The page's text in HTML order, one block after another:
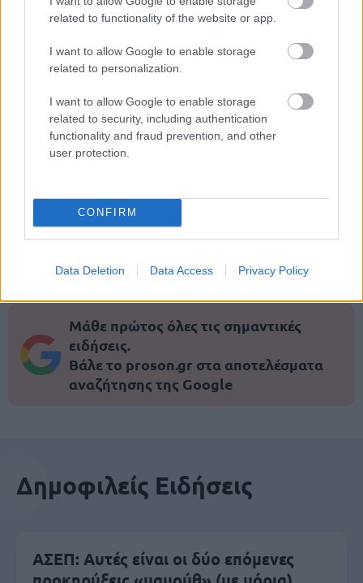
related to functionality of the website or app.
I want to allow Google to enable storage
related to personalization.
I want to allow Google to enable storage
related to security, including authentication
functionality and fraud prevention, and other
user protection.
CONFIRM
Data Deletion Data Access Privacy Policy
ΑΣΕΠ: Πιστοποίηση Αγγλικών σε
μόνο 2 ημέρες στα χέρια σας
Πιστοποίηση Υπολογιστών σε 2
μέρες
Μάθε πρώτος όλες τις σημαντικές
ειδήσεις.
Βάλε το proson.gr στα αποτελέσματα
αναζήτησης της Google
Δημοφιλείς Ειδήσεις
ΑΣΕΠ: Αυτές είναι οι δύο επόμενες